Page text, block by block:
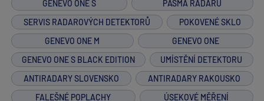
GENEVO ONE S
PÁSMA RADARŮ
SERVIS RADAROVÝCH DETEKTORŮ
POKOVENÉ SKLO
GENEVO ONE M
GENEVO ONE
GENEVO ONE S BLACK EDITION
UMÍSTĚNÍ DETEKTORU
ANTIRADARY SLOVENSKO
ANTIRADARY RAKOUSKO
FALEŠNÉ POPLACHY
ÚSEKOVÉ MĚŘENÍ